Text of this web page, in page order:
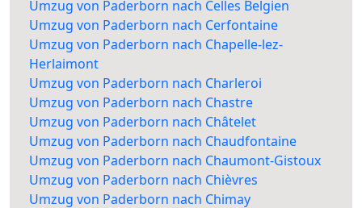
Umzug von Paderborn nach Celles Belgien
Umzug von Paderborn nach Cerfontaine
Umzug von Paderborn nach Chapelle-lez-
Herlaimont
Umzug von Paderborn nach Charleroi
Umzug von Paderborn nach Chastre
Umzug von Paderborn nach Châtelet
Umzug von Paderborn nach Chaudfontaine
Umzug von Paderborn nach Chaumont-Gistoux
Umzug von Paderborn nach Chièvres
Umzug von Paderborn nach Chimay